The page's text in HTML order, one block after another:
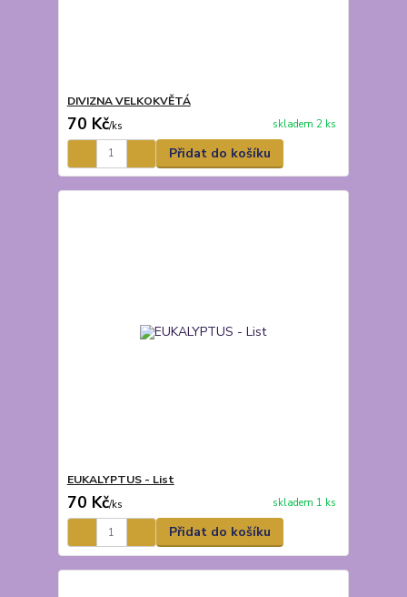
DIVIZNA VELKOKVĚTÁ
70 Kč/ks skladem 2 ks
Přidat do košíku
EUKALYPTUS - List
70 Kč/ks skladem 1 ks
Přidat do košíku